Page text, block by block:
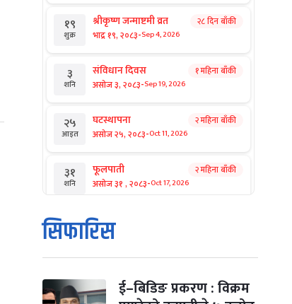
१९
शुक्र
श्रीकृष्ण जन्माष्टमी व्रत
भाद्र १९, २०८३-Sep 4, 2026
२८ दिन बाँकी
३
शनि
संविधान दिवस
असोज ३, २०८३-Sep 19, 2026
१ महिना बाँकी
२५
आइत
घटस्थापना
असोज २५, २०८३-Oct 11, 2026
२ महिना बाँकी
३१
शनि
फूलपाती
असोज ३१ , २०८३-Oct 17, 2026
२ महिना बाँकी
१
आइत
कार्तिक सङ्क्रान्ति
कार्तिक १, २०८३
मंगल कार्तिक ३, २०८३-Oct 20, 2026
सिफारिस
ई–बिडिङ प्रकरण : विक्रम